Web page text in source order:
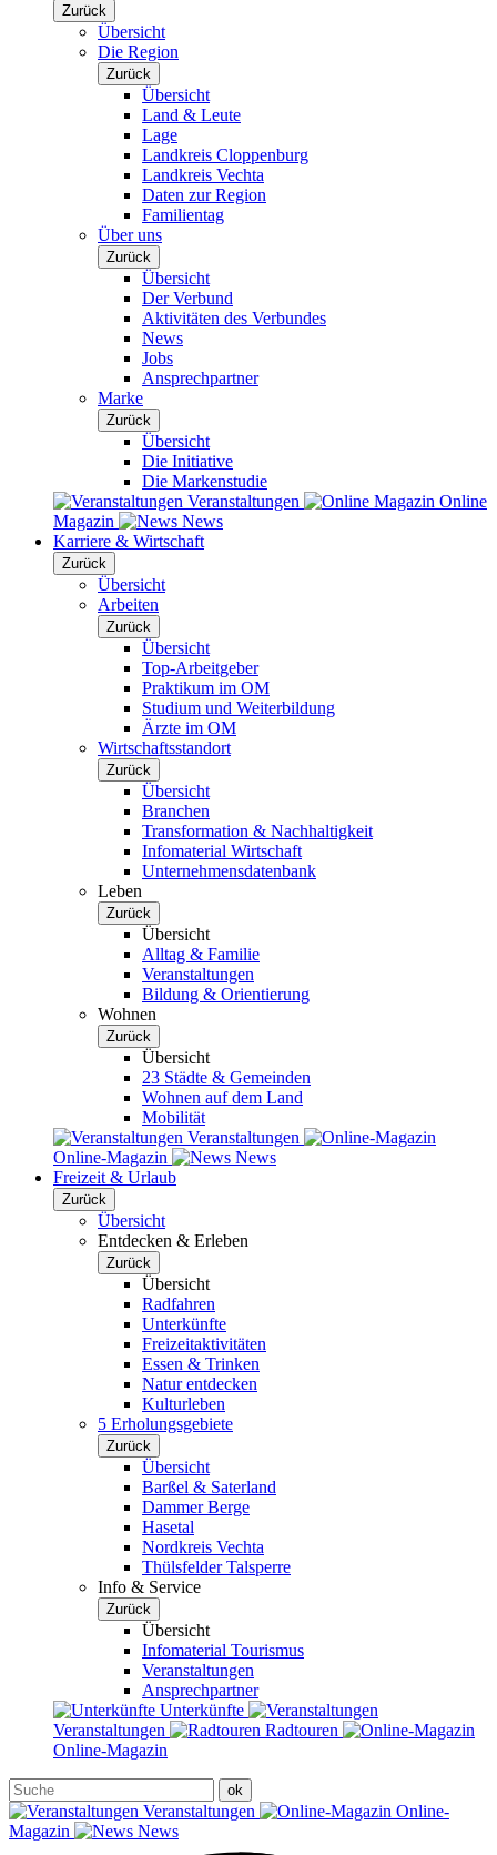
Zurück
Übersicht
Die Region
Zurück
Übersicht
Land & Leute
Lage
Landkreis Cloppenburg
Landkreis Vechta
Daten zur Region
Familientag
Über uns
Zurück
Übersicht
Der Verbund
Aktivitäten des Verbundes
News
Jobs
Ansprechpartner
Marke
Zurück
Übersicht
Die Initiative
Die Markenstudie
Veranstaltungen
Online
Magazin
News
Karriere & Wirtschaft
Zurück
Übersicht
Arbeiten
Zurück
Übersicht
Top-Arbeitgeber
Praktikum im OM
Studium und Weiterbildung
Ärzte im OM
Wirtschaftsstandort
Zurück
Übersicht
Branchen
Transformation & Nachhaltigkeit
Infomaterial Wirtschaft
Unternehmensdatenbank
Leben
Zurück
Übersicht
Alltag & Familie
Veranstaltungen
Bildung & Orientierung
Wohnen
Zurück
Übersicht
23 Städte & Gemeinden
Wohnen auf dem Land
Mobilität
Veranstaltungen
Online-Magazin
News
Freizeit & Urlaub
Zurück
Übersicht
Entdecken & Erleben
Zurück
Übersicht
Radfahren
Unterkünfte
Freizeitaktivitäten
Essen & Trinken
Natur entdecken
Kulturleben
5 Erholungsgebiete
Zurück
Übersicht
Barßel & Saterland
Dammer Berge
Hasetal
Nordkreis Vechta
Thülsfelder Talsperre
Info & Service
Zurück
Übersicht
Infomaterial Tourismus
Veranstaltungen
Ansprechpartner
Unterkünfte
Veranstaltungen
Radtouren
Online-Magazin
Veranstaltungen
Online-
Magazin
News